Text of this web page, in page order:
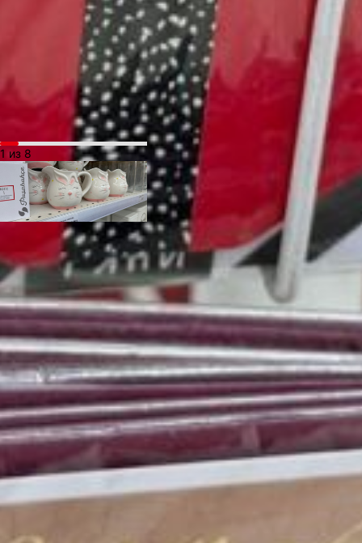
предусмотрительные,
которые купили подарок
заранее, могут упаковать
их либо в красивые
коробочки, либо в пакеты
на любой вкус.
1 из 8
Одиноким напоминаем:
14 февраля не только
День святого Валентина,
но и
День книгодарения.
Так что обменяться
книгами с друзьями
или даже устроить
поэтический вечер —
не менее интересный
вариант
для времяпровождения.
В ТЕМУ:
Монетизация хобби.
Возможно ли это
в Хабаровске?
Читайте нас в соцсетях:
Одноклассники,
Как вам материал?